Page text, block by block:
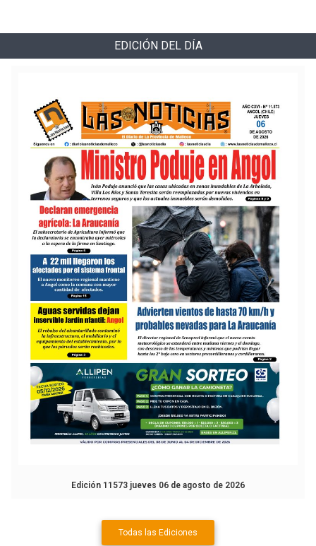
EDICIÓN DEL DÍA
Edición 11573 jueves 06 de agosto de 2026
Todas las Ediciones